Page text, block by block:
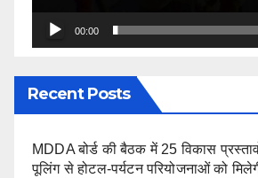
00:00
Recent Posts
MDDA बोर्ड की बैठक में 25 विकास
पूलिंग से होटल-पर्यटन परियोजनाओं को